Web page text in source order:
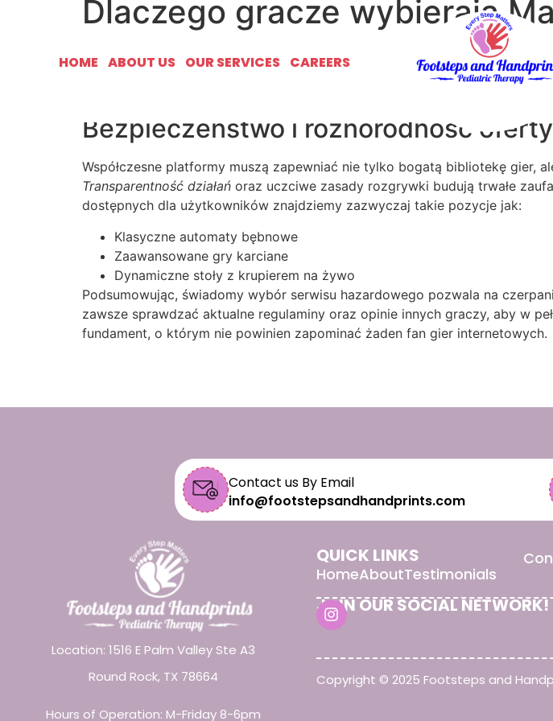
HOME ABOUT US OUR SERVICES CAREERS
Dlaczego gracze wybierają
Rynek hazardowy w sieci nieustannie ewoluuje, przyciągając coraz
, które oferuje nowoczesne rozwiązania dla każdego
Bezpieczeństwo i różnorodność oferty
Współczesne platformy muszą zapewniać nie tylko bogatą bibliotekę gier,
Transparentność działań oraz uczciwe zasady rozgrywki budują trwałe
dostępnych dla użytkowników znajdziemy zazwyczaj takie pozycje jak:
Klasyczne automaty bębnowe
Zaawansowane gry karciane
Dynamiczne stoły z krupierem na żywo
Podsumowując, świadomy wybór serwisu hazardowego pozwala na
zawsze sprawdzać aktualne regulaminy oraz opinie innych graczy, aby w
fundament, o którym nie powinien zapominać żaden fan gier internetowych.
Contact us By Email
info@footstepsandhandprints.com
Location: 1516 E Palm Valley Ste A3
Round Rock, TX 78664
Hours of Operation: M-Friday 8-6pm
QUICK LINKS
HomeAboutTestimonials
JOIN OUR SOCIAL NETWORK!
Copyright © 2025 Footsteps and